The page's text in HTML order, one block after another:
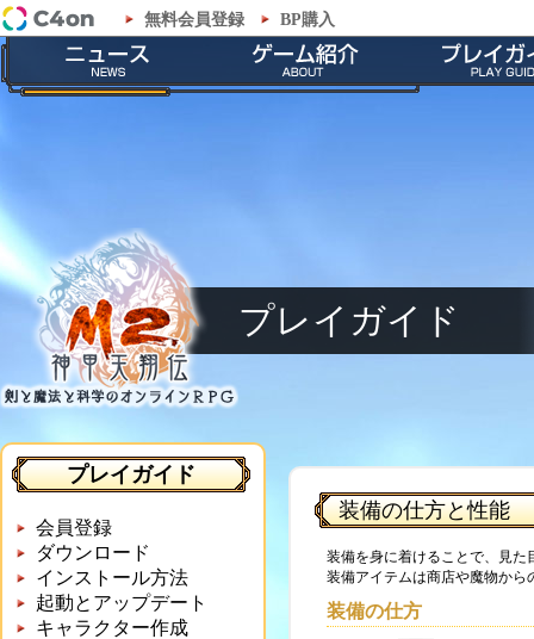
無料会員登録 BP購入
「M2-神甲天翔伝-」プレイガイド - 装備の仕方と性能
プレイガイド
プレイガイド
会員登録
ダウンロード
インストール方法
起動とアップデート
キャラクター作成
装備の仕方と性能
装備を身に着けることで、見た
装備アイテムは商店や魔物から
装備の仕方